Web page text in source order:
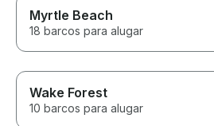
Myrtle Beach
18 barcos para alugar
Wake Forest
10 barcos para alugar